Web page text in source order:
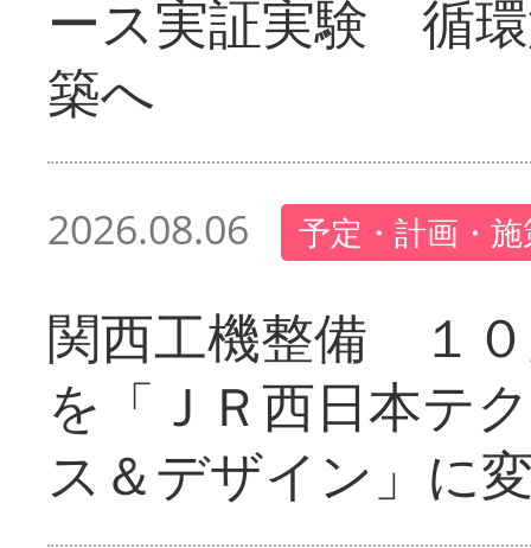
ース実証実験 循
築へ
2026.08.06 予定・計画・
関西工機整備 １
を「ＪＲ西日本テ
ス＆デザイン」に